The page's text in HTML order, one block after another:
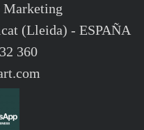
(Lleida) - ESPAÑA
360